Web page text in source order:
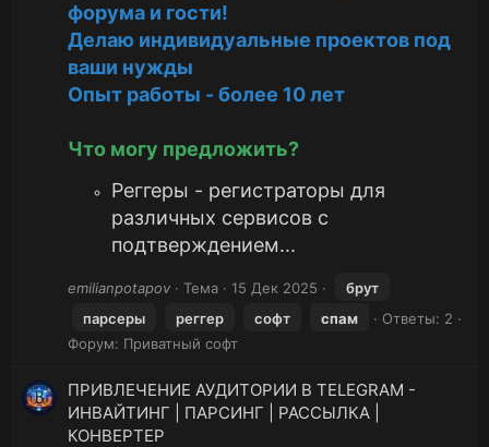
форума и гости!
Делаю индивидуальные проектов под
ваши нужды
Опыт работы - более 10 лет
Что могу предложить?
Реггеры - регистраторы для
различных сервисов с
подтверждением...
emilianpotapov Тема 15 Дек 2025
брут
парсеры
реггер софт спам
Ответы: 2
Форум: Приватный софт
ПРИВЛЕЧЕНИЕ АУДИТОРИИ В TELEGRAM -
ИНВАЙТИНГ | ПАРСИНГ | РАССЫЛКА |
КОНВЕРТЕР